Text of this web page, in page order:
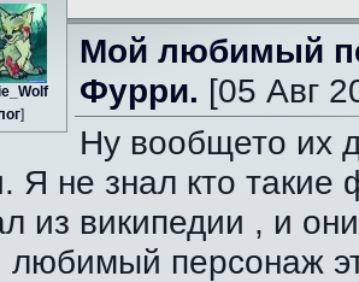
]
Мой любимый
Фурри. [05 Авг
Ну вообщето их
Я не знал кто такие
из википедии , и
персонаж